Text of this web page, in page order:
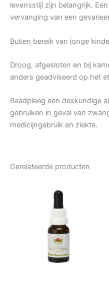
levensstijl zijn belangrijk.
vervanging van een
Buiten bereik van jonge
Droog, afgesloten en bij
anders geadviseerd op het
Raadpleeg een deskundige
gebruiken in geval van
medicijngebruik en ziekte.
Gerelateerde producten